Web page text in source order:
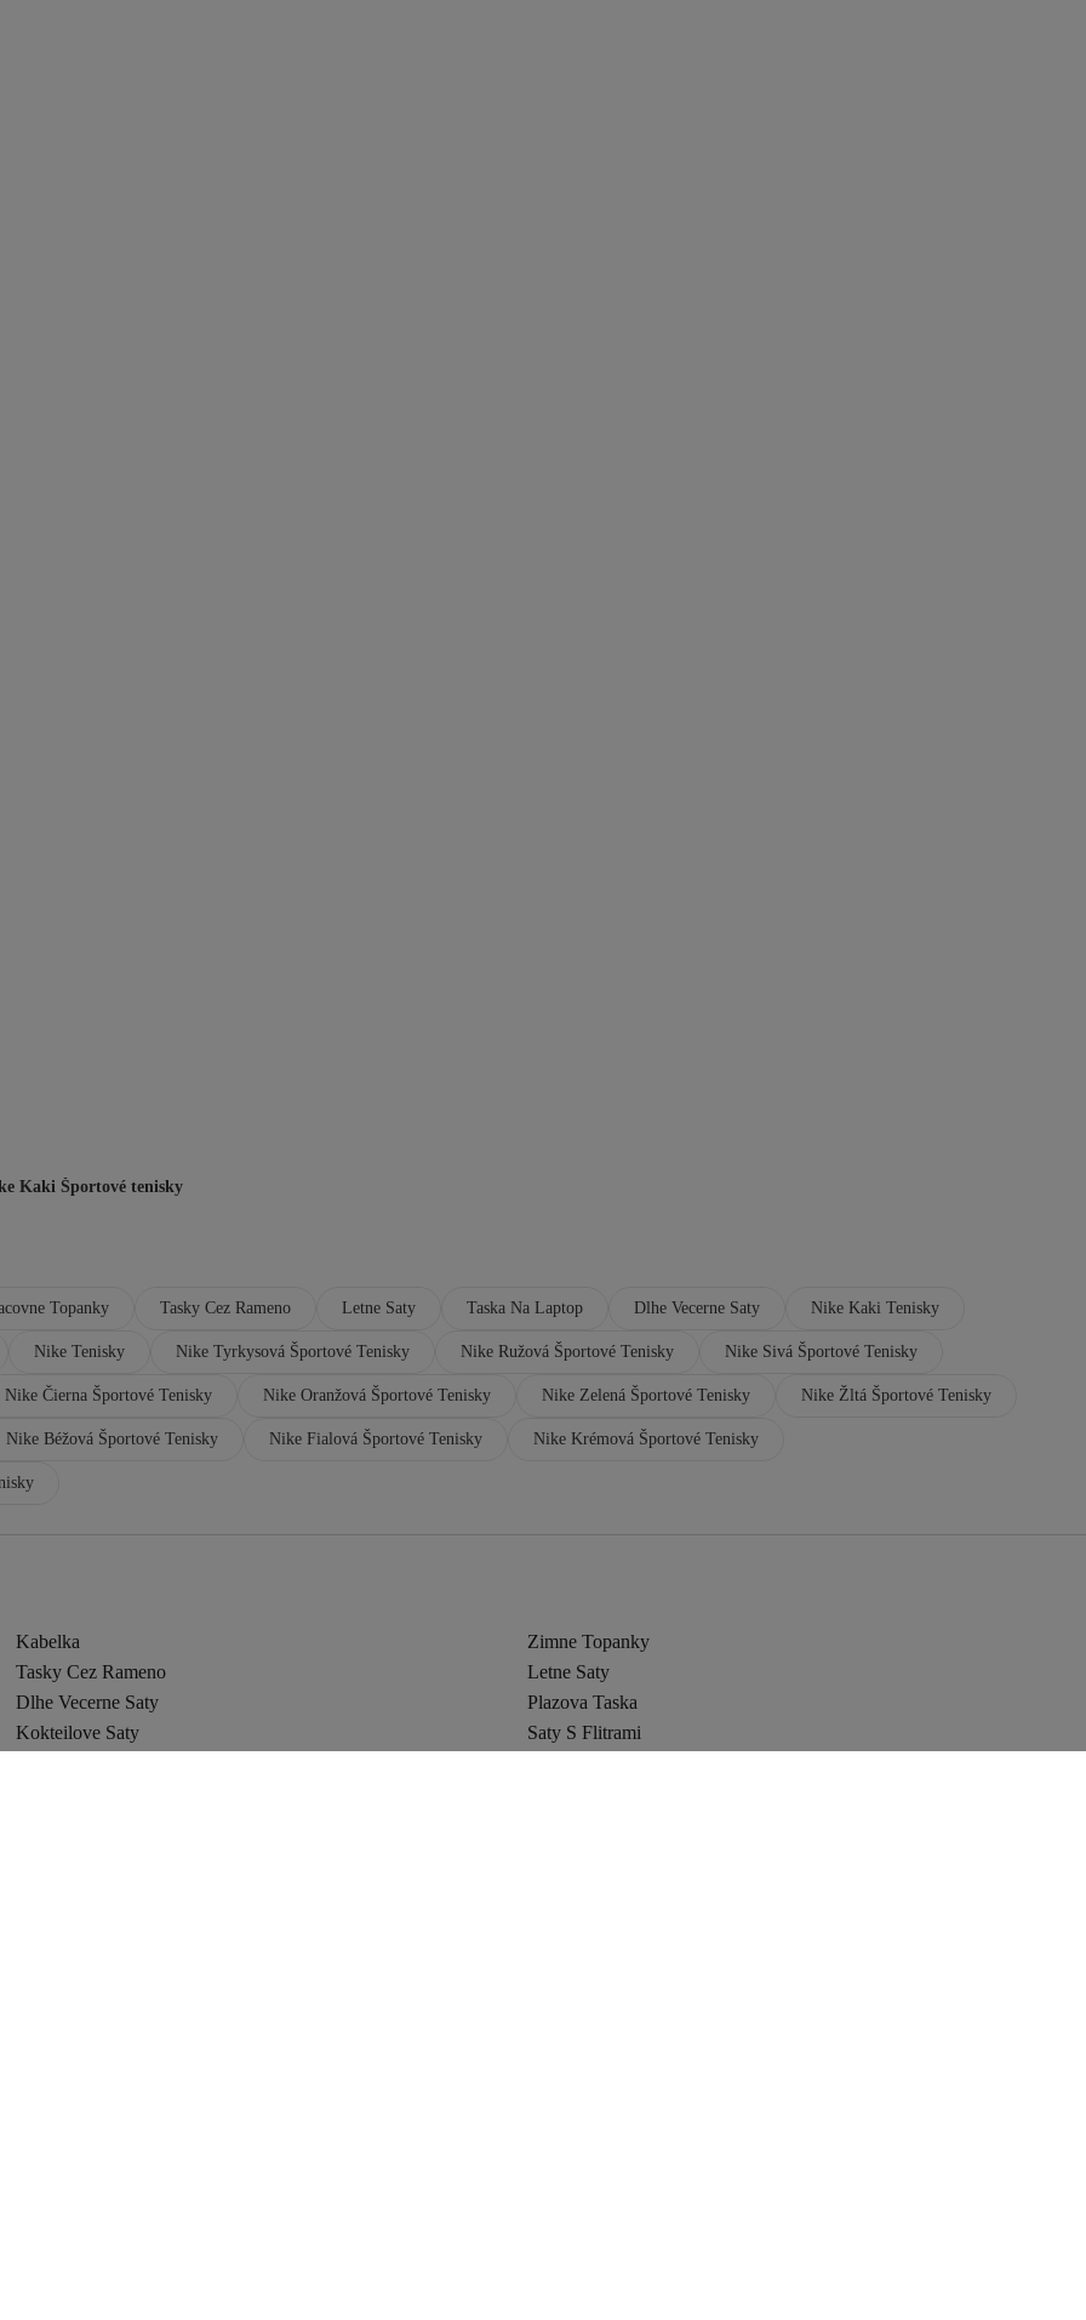
Kaki Športové tenisky
Topanky Tasky Cez Rameno Letne Saty Taska Na Laptop Dlhe Vecerne Saty Nike Kaki Tenisky
Nike Tenisky Nike Tyrkysová Športové Tenisky Nike Ružová Športové Tenisky Nike Sivá Športové Tenisky
Nike Čierna Športové Tenisky Nike Oranžová Športové Tenisky Nike Zelená Športové Tenisky Nike Žltá Športové Tenisky
Nike Béžová Športové Tenisky Nike Fialová Športové Tenisky Nike Krémová Športové Tenisky
Kabelka
Zimne Topanky
Tasky Cez Rameno
Letne Saty
Dlhe Vecerne Saty
Plazova Taska
Kokteilove Saty
Saty S Flitrami